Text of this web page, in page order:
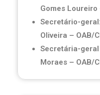
Gomes Loureiro
Secretário-
Oliveira – OAB/
Secretária-
Moraes – OAB/